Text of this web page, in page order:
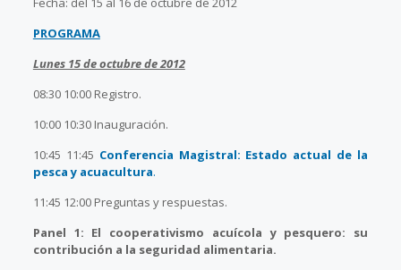
PROGRAMA
Lunes 15 de octubre de 2012
08:30 10:00 Registro.
10:00 10:30 Inauguración.
10:45 11:45 Conferencia Magistral: Estado actual de la
pesca y acuacultura.
11:45 12:00 Preguntas y respuestas.
Panel 1: El cooperativismo acuícola y pesquero: su
contribución a la seguridad alimentaria.